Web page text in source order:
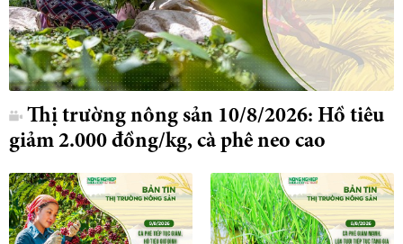
Thị trường nông sản 10/8/2026: Hồ tiêu
giảm 2.000 đồng/kg, cà phê neo cao